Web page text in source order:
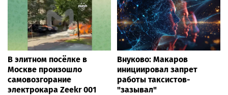
В элитном посёлке в
Москве произошло
самовозгорание
электрокара Zeekr 001
Внуково: Макаров
инициировал запрет
работы таксистов-
"зазывал"